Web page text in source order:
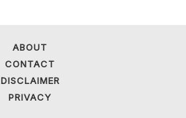
ABOUT
CONTACT
DISCLAIMER
PRIVACY